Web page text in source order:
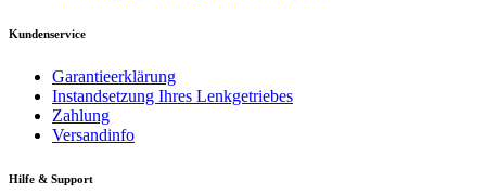
Kundenservice
Garantieerklärung
Instandsetzung Ihres Lenkgetriebes
Zahlung
Versandinfo
Hilfe & Support